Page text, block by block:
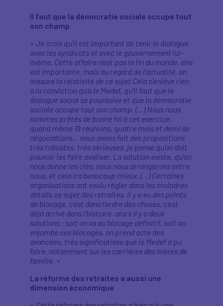
Il faut que la démocratie sociale occupe tout
son champ
« Je crois qu'il est important de tenir le dialogue
avec les syndicats et avec le gouvernement lui-
même. Cette affaire n'est pas la fin du monde, elle
est importante, mais au regard de l'actualité, on
mesure la relativité de ce sujet Cela n'enlève rien
à la conviction qu’a le Medef, qu'il faut que le
dialogue social se poursuive et que la démocratie
sociale occupe tout son champ. (…) Nous nous
sommes prêtés de bonne foi à cet exercice,
quand même 18 réunions, quatre mois et demi de
négociations… nous avons fait des propositions
très robustes, très sérieuses, je pense qu'on doit
pouvoir les faire avaliser. La solution existe, qu'on
nous donne les clés, nous nous arrangerons entre
nous, et cela ira beaucoup mieux. (…) Certaines
organisations ont voulu régler dans les moindres
détails ce sujet des retraites, il y a eu des points
de blocage, c'est dans l'ordre des choses, c'est
déjà arrivé dans l'histoire, alors il y a deux
solutions : soit on va au blocage définitif, soit on
enjambe ces blocages, on prend acte des
avancées, très significatives que le Medef a pu
faire, notamment sur les carrières des mères de
famille. »
La réforme des retraites a aussi une
dimension économique